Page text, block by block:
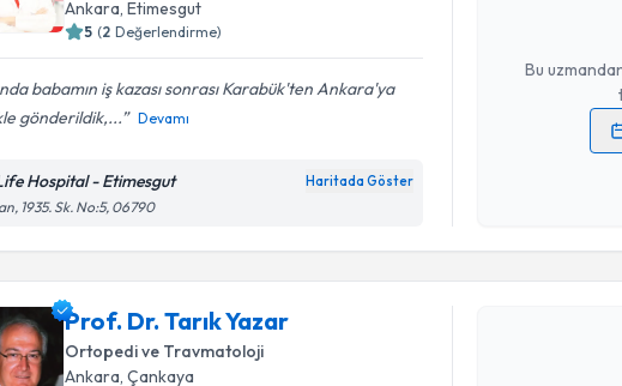
Ankara , Etimesgut
5 (2 Değerlendirme)
babamın iş kazası sonrası Karabük'ten Ankara'ya
gönderildik,...
Devamı
Hospital - Etimesgut Haritada Göster
1935. Sk. No:5, 06790
Bu
Kişisel
Prof. Dr. Tarık Yazar
Ortopedi ve Travmatoloji
Ankara , Çankaya
Randevu Takvimi
Prof. Dr. Tarık Yazar